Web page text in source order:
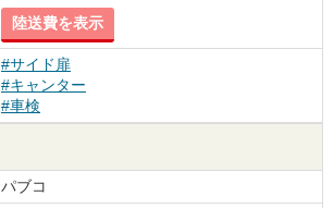
陸送費を表示
#サイド扉
#キャンター
#車検
パブコ